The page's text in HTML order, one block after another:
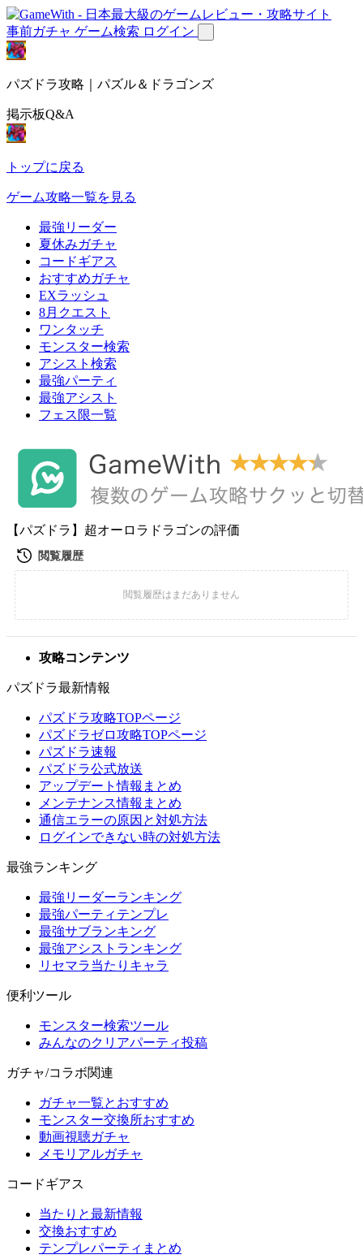
事前ガチャ ゲーム検索 ログイン
パズドラ攻略｜パズル＆ドラゴンズ
掲示板Q&A
トップに戻る
ゲーム攻略一覧を見る
最強リーダー
夏休みガチャ
コードギアス
おすすめガチャ
EXラッシュ
8月クエスト
ワンタッチ
モンスター検索
アシスト検索
最強パーティ
最強アシスト
フェス限一覧
【パズドラ】超オーロラドラゴンの評価
攻略コンテンツ
パズドラ最新情報
パズドラ攻略TOPページ
パズドラゼロ攻略TOPページ
パズドラ速報
パズドラ公式放送
アップデート情報まとめ
メンテナンス情報まとめ
通信エラーの原因と対処方法
ログインできない時の対処方法
最強ランキング
最強リーダーランキング
最強パーティテンプレ
最強サブランキング
最強アシストランキング
リセマラ当たりキャラ
便利ツール
モンスター検索ツール
みんなのクリアパーティ投稿
ガチャ/コラボ関連
ガチャ一覧とおすすめ
モンスター交換所おすすめ
動画視聴ガチャ
メモリアルガチャ
コードギアス
当たりと最新情報
交換おすすめ
テンプレパーティまとめ